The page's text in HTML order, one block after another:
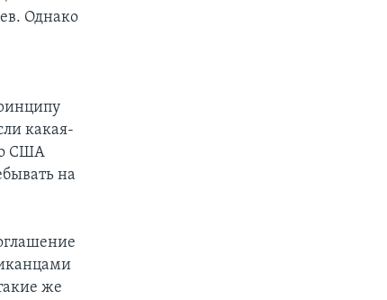
Однако
какая-
США
на
же